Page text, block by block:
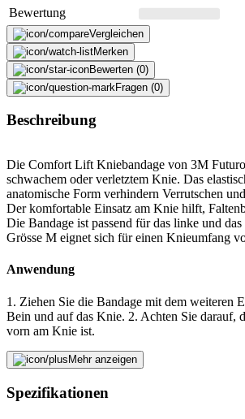
Bewertung
Vergleichen
Merken
Bewerten (0)
Fragen (0)
Beschreibung
Die Comfort Lift Kniebandage von 3M
schwachem oder verletztem Knie. Das
anatomische Form verhindern Verrutschen
Der komfortable Einsatz am Knie hilft,
Die Bandage ist passend für das linke und
Grösse M eignet sich für einen Knieumfang
Anwendung
1. Ziehen Sie die Bandage mit dem weiteren
Bein und auf das Knie. 2. Achten Sie darauf,
vorn am Knie ist.
Material
Nylon|Polyester|Spandex
Mehr anzeigen
Spezifikationen